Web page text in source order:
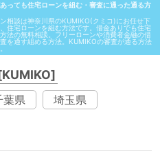
っても住宅ローンを組む・審査に通った通る方
相談は神奈川県のKUMIKO(クミコ)にお任せ下
住宅ローンを組む方法です。借金ありでも住宅
法の無料相談。フリーローンや消費者金融の借
を通す組める方法。KUMIKOの審査が通る方法
葉県 埼玉県